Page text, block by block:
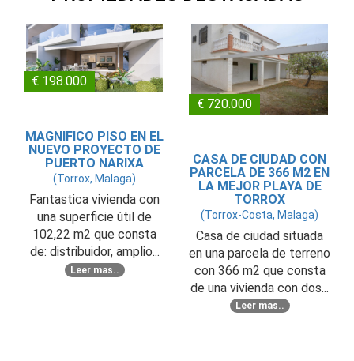
€ 198.000
MAGNIFICO PISO EN EL
NUEVO PROYECTO DE
PUERTO NARIXA
(Torrox, Malaga)
Fantastica vivienda con
una superficie útil de
102,22 m2 que consta
de: distribuidor, amplio...
Leer mas..
€ 720.000
CASA DE CIUDAD CON
PARCELA DE 366 M2 EN
LA MEJOR PLAYA DE
TORROX
(Torrox-Costa, Malaga)
Casa de ciudad situada
en una parcela de terreno
con 366 m2 que consta
de una vivienda con dos...
Leer mas..